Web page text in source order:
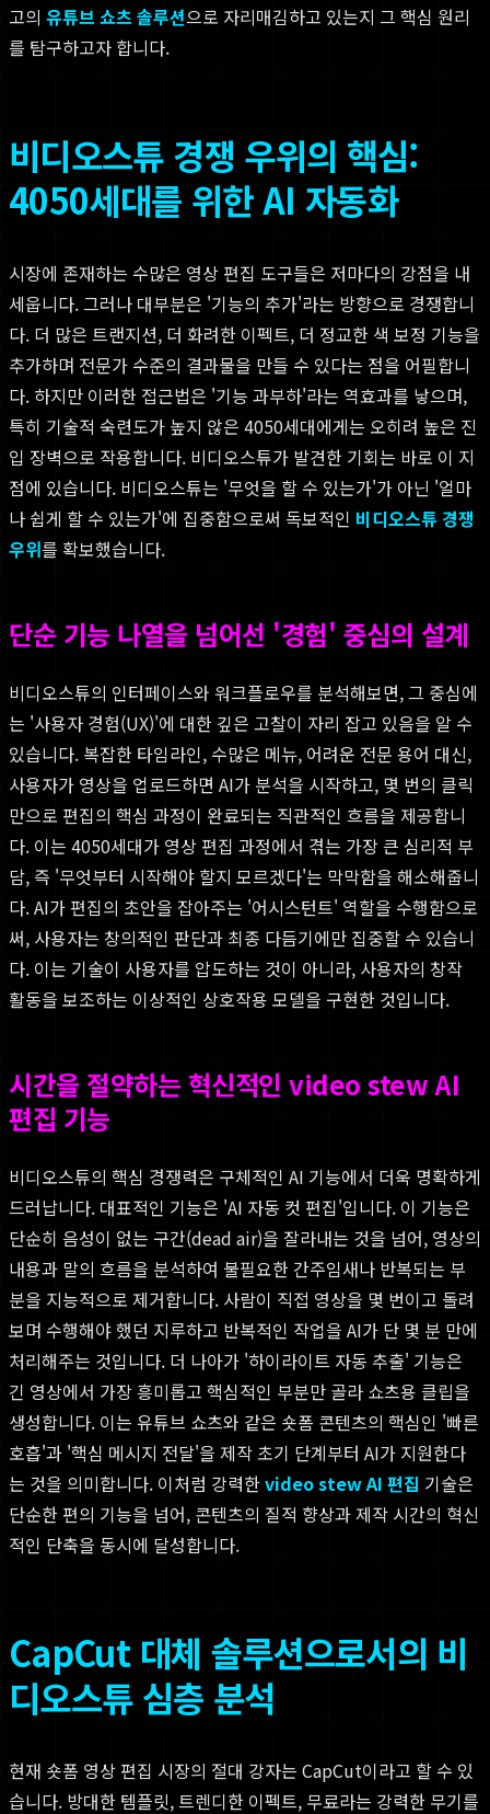
고의 유튜브 쇼츠 솔루션으로 자리매김하고 있는지 그 핵심 원리
를 탐구하고자 합니다.
비디오스튜 경쟁 우위의 핵심:
4050세대를 위한 AI 자동화
시장에 존재하는 수많은 영상 편집 도구들은 저마다의 강점을 내
세웁니다. 그러나 대부분은 '기능의 추가'라는 방향으로 경쟁합니
다. 더 많은 트랜지션, 더 화려한 이펙트, 더 정교한 색 보정 기능을
추가하며 전문가 수준의 결과물을 만들 수 있다는 점을 어필합니
다. 하지만 이러한 접근법은 '기능 과부하'라는 역효과를 낳으며,
특히 기술적 숙련도가 높지 않은 4050세대에게는 오히려 높은 진
입 장벽으로 작용합니다. 비디오스튜가 발견한 기회는 바로 이 지
점에 있습니다. 비디오스튜는 '무엇을 할 수 있는가'가 아닌 '얼마
나 쉽게 할 수 있는가'에 집중함으로써 독보적인 비디오스튜 경쟁
우위를 확보했습니다.
단순 기능 나열을 넘어선 '경험' 중심의 설계
비디오스튜의 인터페이스와 워크플로우를 분석해보면, 그 중심에
는 '사용자 경험(UX)'에 대한 깊은 고찰이 자리 잡고 있음을 알 수
있습니다. 복잡한 타임라인, 수많은 메뉴, 어려운 전문 용어 대신,
사용자가 영상을 업로드하면 AI가 분석을 시작하고, 몇 번의 클릭
만으로 편집의 핵심 과정이 완료되는 직관적인 흐름을 제공합니
다. 이는 4050세대가 영상 편집 과정에서 겪는 가장 큰 심리적 부
담, 즉 '무엇부터 시작해야 할지 모르겠다'는 막막함을 해소해줍니
다. AI가 편집의 초안을 잡아주는 '어시스턴트' 역할을 수행함으로
써, 사용자는 창의적인 판단과 최종 다듬기에만 집중할 수 있습니
다. 이는 기술이 사용자를 압도하는 것이 아니라, 사용자의 창작
활동을 보조하는 이상적인 상호작용 모델을 구현한 것입니다.
시간을 절약하는 혁신적인 video stew AI
편집 기능
비디오스튜의 핵심 경쟁력은 구체적인 AI 기능에서 더욱 명확하게
드러납니다. 대표적인 기능은 'AI 자동 컷 편집'입니다. 이 기능은
단순히 음성이 없는 구간(dead air)을 잘라내는 것을 넘어, 영상의
내용과 말의 흐름을 분석하여 불필요한 간주임새나 반복되는 부
분을 지능적으로 제거합니다. 사람이 직접 영상을 몇 번이고 돌려
보며 수행해야 했던 지루하고 반복적인 작업을 AI가 단 몇 분 만에
처리해주는 것입니다. 더 나아가 '하이라이트 자동 추출' 기능은
긴 영상에서 가장 흥미롭고 핵심적인 부분만 골라 쇼츠용 클립을
생성합니다. 이는 유튜브 쇼츠와 같은 숏폼 콘텐츠의 핵심인 '빠른
호흡'과 '핵심 메시지 전달'을 제작 초기 단계부터 AI가 지원한다
는 것을 의미합니다. 이처럼 강력한video stew AI 편집 기술은
단순한 편의 기능을 넘어, 콘텐츠의 질적 향상과 제작 시간의 혁신
적인 단축을 동시에 달성합니다.
CapCut 대체 솔루션으로서의 비
디오스튜 심층 분석
현재 숏폼 영상 편집 시장의 절대 강자는 CapCut이라고 할 수 있
습니다. 방대한 템플릿, 트렌디한 이펙트, 무료라는 강력한 무기를